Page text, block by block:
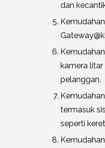
dan
kamera
pelanggan.
termasuk
seperti